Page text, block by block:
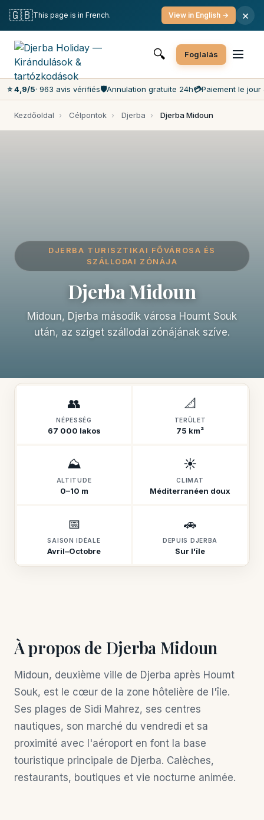
Ingyenes lemondás
A piacon a legjobb árak
7 nap/hét ügyfélszolgálat
🔍 Foglalás
⭐ 4,9/5· 963 avis vérifiés🛡️Annulation gratuite 24h💳Paiement le jour
Kezdőoldal › Célpontok › Djerba › Djerba Midoun
DJERBA TURISZTIKAI FŐVÁROSA ÉS
SZÁLLODAI ZÓNÁJA
Djerba Midoun
Midoun, Djerba második városa Houmt Souk
után, az sziget szállodai zónájának szíve.
👥
NÉPESSÉG
67 000 lakos
📐
TERÜLET
75 km²
⛰️
ALTITUDE
0–10 m
☀️
CLIMAT
Méditerranéen doux
📅
SAISON IDÉALE
Avril–Octobre
🚗
DEPUIS DJERBA
Sur l'île
À propos de Djerba Midoun
Midoun, deuxième ville de Djerba après Houmt
Souk, est le cœur de la zone hôtelière de l'île.
Ses plages de Sidi Mahrez, ses centres
nautiques, son marché du vendredi et sa
proximité avec l'aéroport en font la base
touristique principale de Djerba. Calèches,
restaurants, boutiques et vie nocturne animée.
🇬🇧This page is in French. View in English → ×